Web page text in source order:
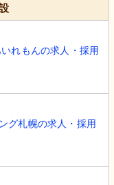
れもんの求人・採用
グ札幌の求人・採用